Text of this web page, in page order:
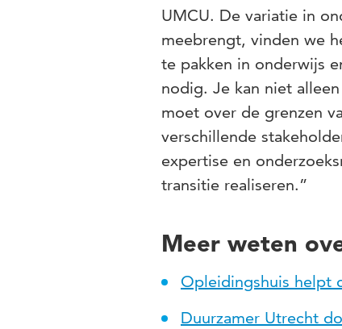
UMCU. De variatie in
meebrengt, vinden we
te pakken in onderwijs
nodig. Je kan niet
moet over de grenzen
verschillende
expertise en
transitie realiseren.”
Meer weten
Opleidingshuis helpt
Duurzamer Utrecht